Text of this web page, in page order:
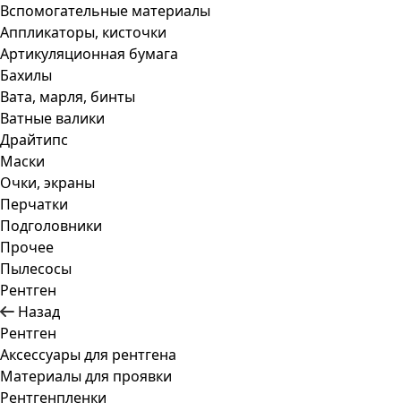
Вспомогательные материалы
Аппликаторы, кисточки
Артикуляционная бумага
Бахилы
Вата, марля, бинты
Ватные валики
Драйтипс
Маски
Очки, экраны
Перчатки
Подголовники
Прочее
Пылесосы
Рентген
Назад
Рентген
Аксессуары для рентгена
Материалы для проявки
Рентгенпленки